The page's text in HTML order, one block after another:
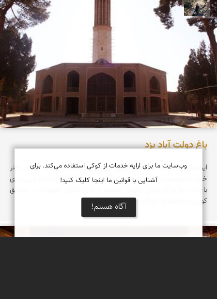
مونا سلطانی
باغ دولت آباد یزد
ایرانیان از گذشته به دنبال تجلی زیبایی و درخشش هرچه بیشتر هنر
خود، مخصوصا در معماری بوده و از نمونه‌های بارز آن ساخت و پی‌ریزی
باغات زیبا و آفرینش باغهای سرسبز و حیرت‌انگیز خصوصاً در مناطق
کویری و خشک و کم آب است.
وب‌سایت ما برای ارایه خدمات از کوکی استفاده می‌کند. برای
آشنایی با قوانین ما اینجا کلیک کنید!
آگاه هستم!